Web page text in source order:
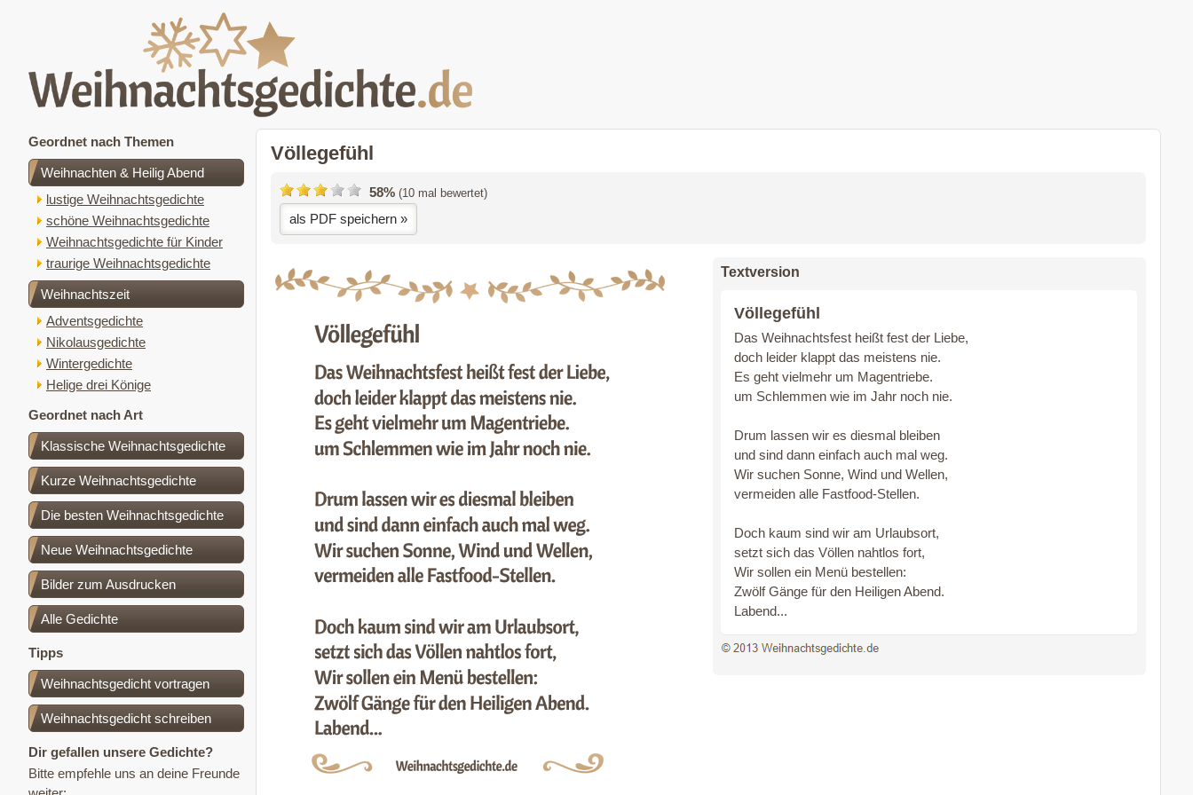
Geordnet nach Themen
Weihnachten & Heilig Abend
lustige Weihnachtsgedichte
schöne Weihnachtsgedichte
Weihnachtsgedichte für Kinder
traurige Weihnachtsgedichte
Weihnachtszeit
Adventsgedichte
Nikolausgedichte
Wintergedichte
Helige drei Könige
Geordnet nach Art
Klassische Weihnachtsgedichte
Kurze Weihnachtsgedichte
Die besten Weihnachtsgedichte
Neue Weihnachtsgedichte
Bilder zum Ausdrucken
Alle Gedichte
Tipps
Weihnachtsgedicht vortragen
Weihnachtsgedicht schreiben
Dir gefallen unsere Gedichte?
Bitte empfehle uns an deine Freunde
Völlegefühl
58% (10 mal bewertet)
als PDF speichern »
Textversion
Völlegefühl
Das Weihnachtsfest heißt fest der Liebe,
doch leider klappt das meistens nie.
Es geht vielmehr um Magentriebe.
um Schlemmen wie im Jahr noch nie.
Drum lassen wir es diesmal bleiben
und sind dann einfach auch mal weg.
Wir suchen Sonne, Wind und Wellen,
vermeiden alle Fastfood-Stellen.
Doch kaum sind wir am Urlaubsort,
setzt sich das Völlen nahtlos fort,
Wir sollen ein Menü bestellen:
Zwölf Gänge für den Heiligen Abend.
Labend...